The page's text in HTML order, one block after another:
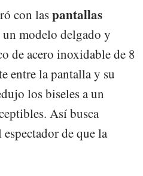
con laspantallas
modelo delgado y
de acero inoxidable de 8
entre la pantalla y su
los biseles a un
Así busca
de que la